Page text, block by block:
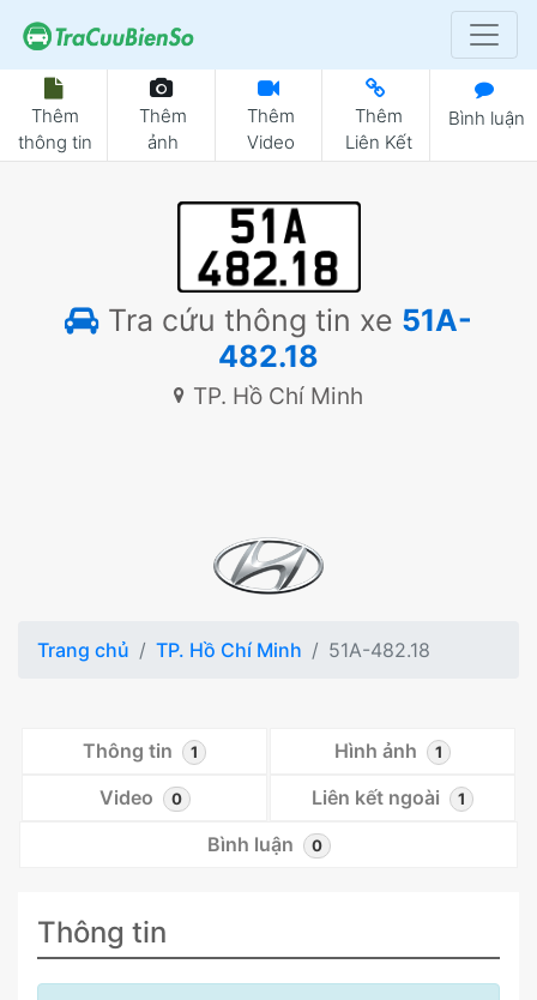
Thêm
thông tin
Thêm
ảnh
Thêm
Video
Thêm
Liên Kết
Bình luận
Tra cứu thông tin xe 51A-
482.18
TP. Hồ Chí Minh
Trang chủ TP. Hồ Chí Minh 51A-482.18
Thông tin 1 Hình ảnh 1
Video 0 Liên kết ngoài 1
Bình luận 0
Thông tin